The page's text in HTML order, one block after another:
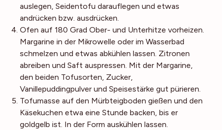
auslegen, Seidentofu darauflegen und etwas
andrücken bzw. ausdrücken.
Ofen auf 180 Grad Ober- und Unterhitze vorheizen.
Margarine in der Mikrowelle oder im Wasserbad
schmelzen und etwas abkühlen lassen. Zitronen
abreiben und Saft auspressen. Mit der Margarine,
den beiden Tofusorten, Zucker,
Vanillepuddingpulver und Speisestärke gut pürieren.
Tofumasse auf den Mürbteigboden gießen und den
Käsekuchen etwa eine Stunde backen, bis er
goldgelb ist. In der Form auskühlen lassen.